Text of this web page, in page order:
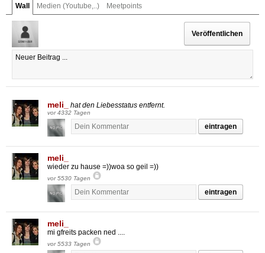
Wall Medien (Youtube,..) Meetpoints
meli_ hat den Liebesstatus entfernt.
vor 4332 Tagen
eintragen
meli_
wieder zu hause =))woa so geil =))
vor 5530 Tagen
eintragen
meli_
mi gfreits packen ned ....
vor 5533 Tagen